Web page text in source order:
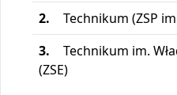
2.
Technikum (ZSP
3.
Technikum im.
(ZSE)